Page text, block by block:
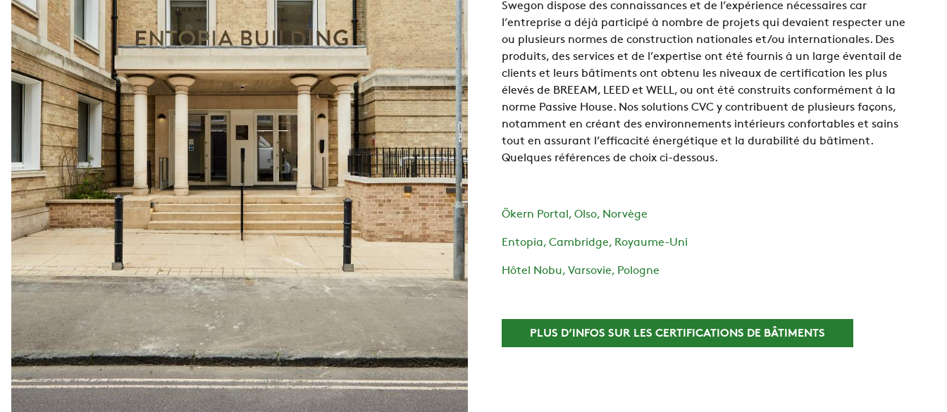
Swegon dispose des connaissances et de l’expérience nécessaires car
l’entreprise a déjà participé à nombre de projets qui devaient respecter une
ou plusieurs normes de construction nationales et/ou internationales. Des
produits, des services et de l’expertise ont été fournis à un large éventail de
clients et leurs bâtiments ont obtenu les niveaux de certification les plus
élevés de BREEAM, LEED et WELL, ou ont été construits conformément à la
norme Passive House. Nos solutions CVC y contribuent de plusieurs façons,
notamment en créant des environnements intérieurs confortables et sains
tout en assurant l’efficacité énergétique et la durabilité du bâtiment.
Quelques références de choix ci-dessous.
Ökern Portal, Olso, Norvège
Entopia, Cambridge, Royaume-Uni
Hôtel Nobu, Varsovie, Pologne
PLUS D’INFOS SUR LES CERTIFICATIONS DE BÂTIMENTS